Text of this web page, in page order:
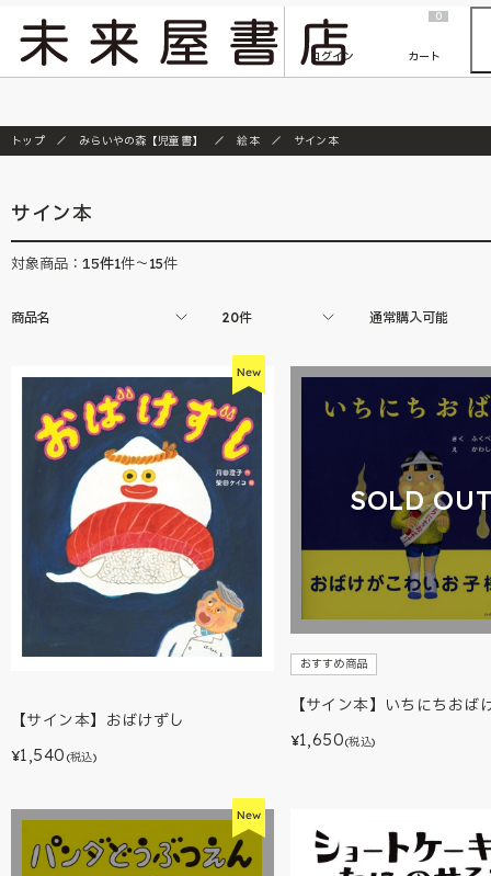
『ONE PIECE magazine 021 ONE PIECEカード付き同梱版』発売延期のご案内
ログイン
0
カート
トップ みらいやの森【児童書】 絵本 サイン本
サイン本
対象商品： 15件1件～15件
商品名 20件 通常購入可能
【サイン本】おばけずし
¥1,540 (税込)
SOLD
おすすめ商品
【サイン本】いちにちおば
¥1,650(税込)